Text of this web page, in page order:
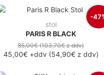
-
stol
PARIS R BLACK
85,00€(103,70€z ddv)
45,00€+ddv(54,90€z ddv)